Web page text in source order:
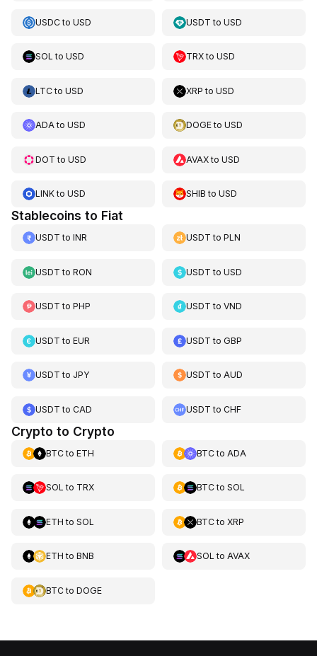
USDCto USD USDT toUSD
SOL to USD TRXtoUSD
LTCto USD XRP toUSD
ADAto USD DOGEtoUSD
DOT to USD AVAXtoUSD
LINKto USD SHIB toUSD
Stablecoins to Fiat
USDT to INR USDT toPLN
USDT to RON USDT toUSD
USDT to PHP USDT toVND
USDT to EUR USDT toGBP
USDT to JPY USDT toAUD
USDT to CAD USDT toCHF
Crypto to Crypto
BTCto ETH BTCto ADA
SOL to TRX BTCto SOL
ETH to SOL BTCto XRP
ETH to BNB SOL to AVAX
BTCto DOGE